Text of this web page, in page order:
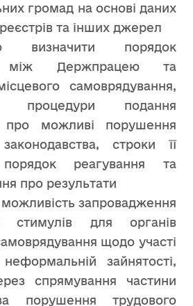
громад на основі даних
та інших джерел
визначити порядок
між Держпрацею та
самоврядування,
процедури подання
про можливі порушення
строки її
порядок реагування та
про результати
запровадження
стимулів для органів
щодо участі
зайнятості,
спрямування частини
порушення трудового